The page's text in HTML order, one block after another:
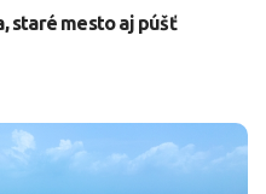
staré mesto aj púšť